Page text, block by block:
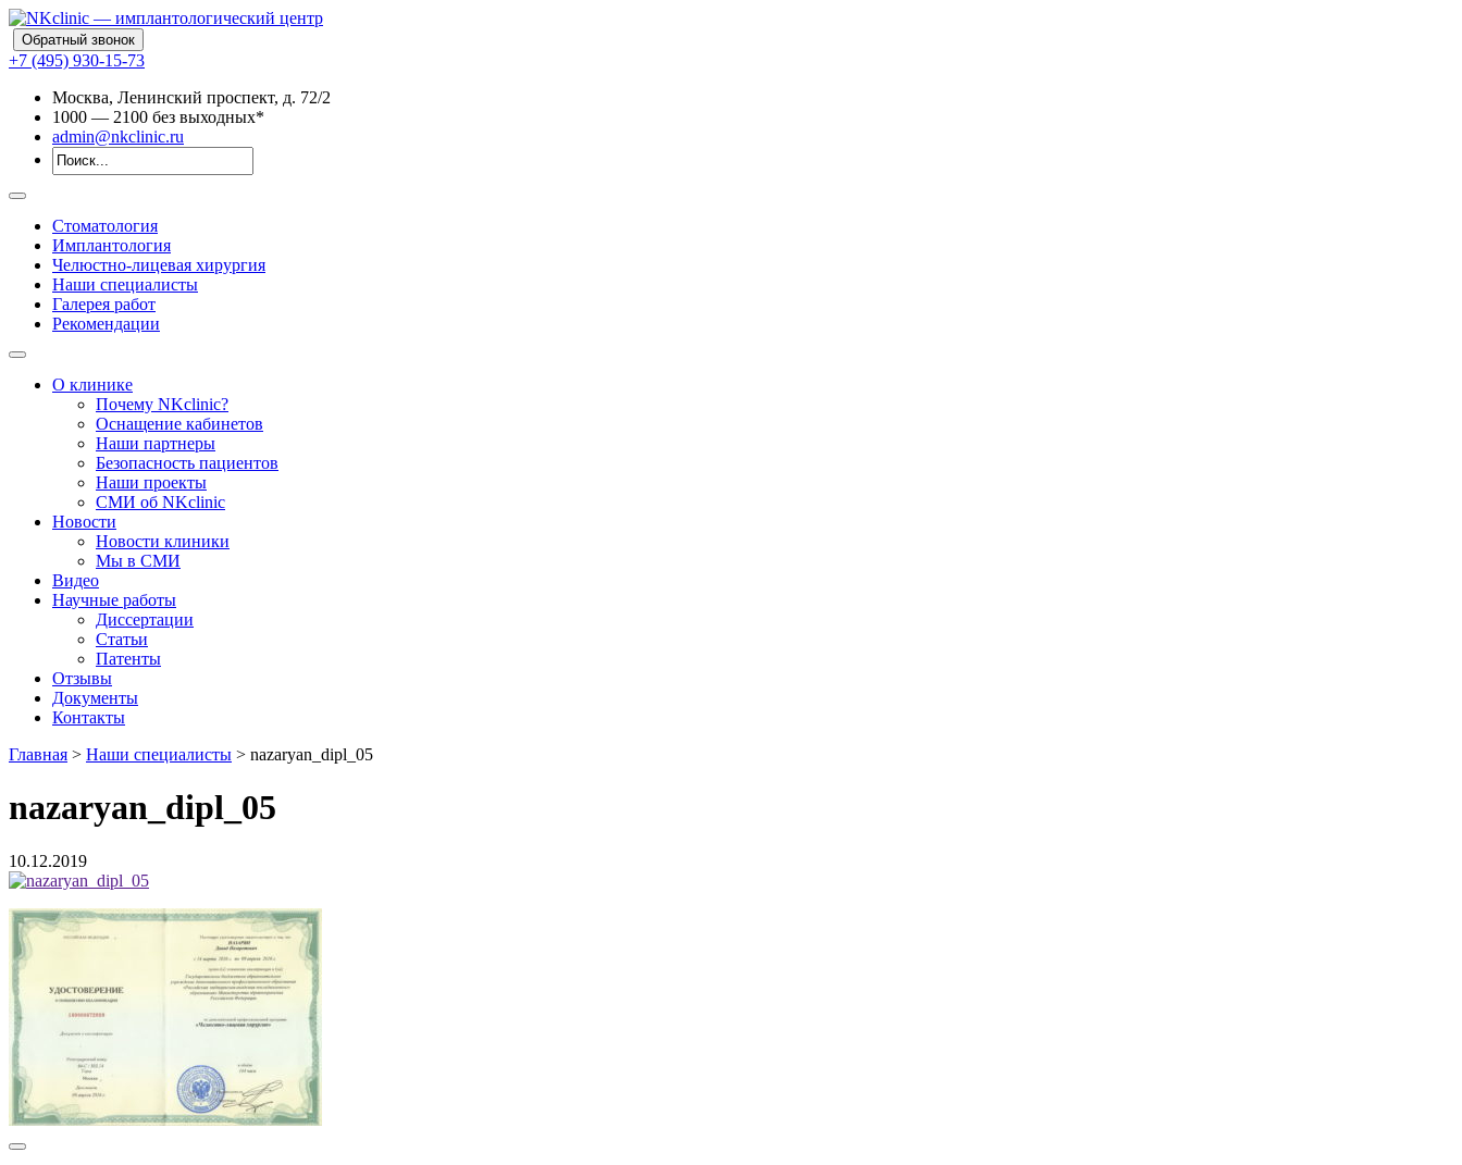
Обратный звонок
+7 (495) 930-15-73
Москва, Ленинский проспект, д. 72/2
1000 — 2100 без выходных*
admin@nkclinic.ru
Стоматология
Имплантология
Челюстно-лицевая хирургия
Наши специалисты
Галерея работ
Рекомендации
О клинике
Почему NKclinic?
Оснащение кабинетов
Наши партнеры
Безопасность пациентов
Наши проекты
СМИ об NKclinic
Новости
Новости клиники
Мы в СМИ
Видео
Научные работы
Диссертации
Статьи
Патенты
Отзывы
Документы
Контакты
Главная > Наши специалисты > nazaryan_dipl_05
nazaryan_dipl_05
10.12.2019